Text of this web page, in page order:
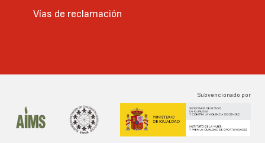
Vías de reclamación
Subvencionado por